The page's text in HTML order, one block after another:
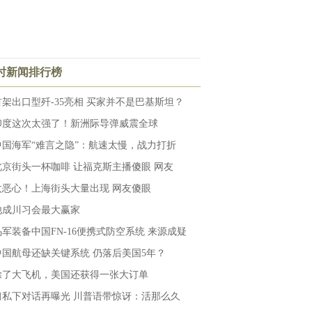
新闻排行榜
架出口型歼-35亮相 买家并不是巴基斯坦？
度这次太强了！新洲际导弹威震全球
国海军“难言之隐”：航速太慢，战力打折
京街头一杯咖啡 让福克斯主播傻眼 网友
恶心！上海街头大量出现 网友傻眼
成川习会最大赢家
军装备中国FN-16便携式防空系统 来源成疑
国航母还缺关键系统 仍落后美国5年？
了大飞机，美国还获得一张大订单
私下对话再曝光 川普语带惊讶：活那么久